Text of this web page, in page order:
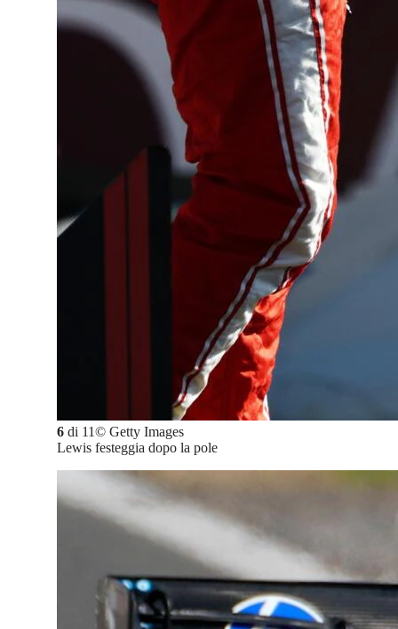
6 di 11© Getty Images
Lewis festeggia dopo la pole